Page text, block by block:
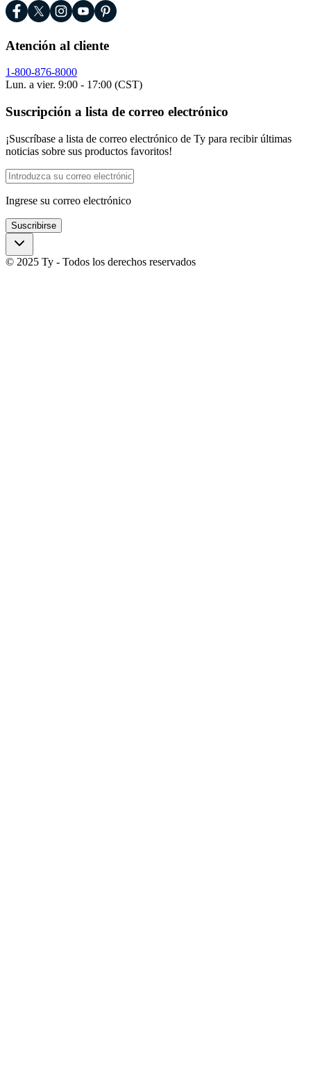
Atención al cliente
1-800-876-8000
Lun. a vier. 9:00 - 17:00 (CST)
Suscripción a lista de correo electrónico
¡Suscríbase a lista de correo electrónico de Ty para recibir últimas
noticias sobre sus productos favoritos!
Ingrese su correo electrónico
Suscribirse
© 2025 Ty - Todos los derechos reservados